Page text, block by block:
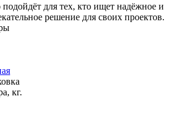
подойдёт для тех, кто ищет надёжное и
решение для своих проектов.
кг.